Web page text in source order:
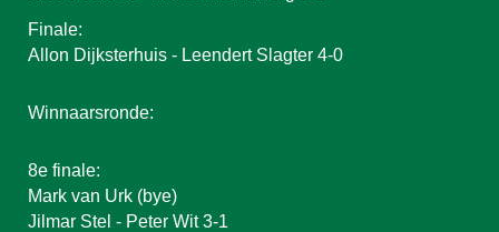
Finale:
Allon Dijksterhuis - Leendert Slagter 4-0
Winnaarsronde:
8e finale:
Mark van Urk (bye)
Jilmar Stel - Peter Wit 3-1